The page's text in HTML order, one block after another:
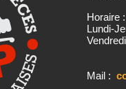
Horaire :
Lundi-
Mail :